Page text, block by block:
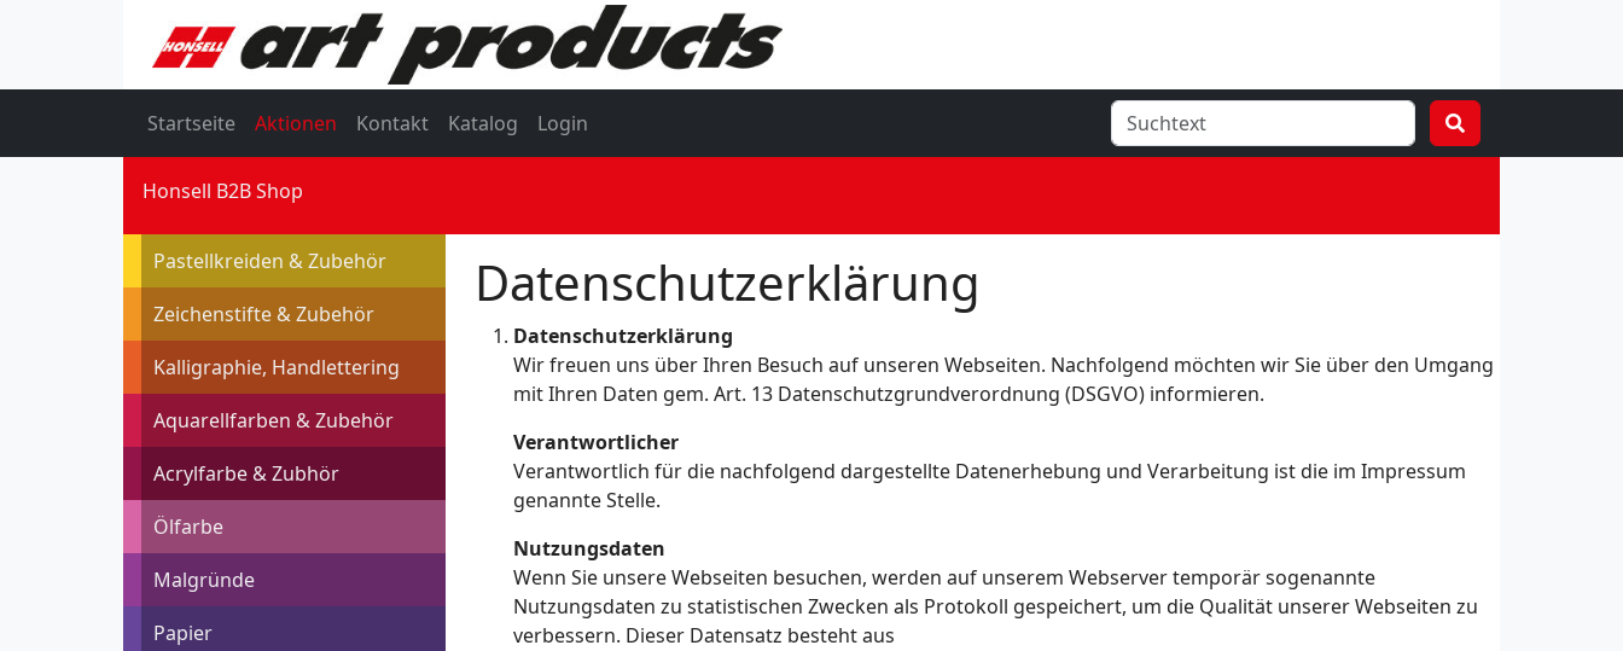
Startseite Aktionen Kontakt Katalog Login
Honsell B2B Shop
Pastellkreiden & Zubehör
Zeichenstifte & Zubehör
Kalligraphie, Handlettering
Aquarellfarben & Zubehör
Acrylfarbe & Zubhör
Ölfarbe
Malgründe
Papier
Datenschutzerklärung
Datenschutzerklärung
Wir freuen uns über Ihren Besuch auf unseren Webseiten. Nachfolgend möchten wir Sie über den Umgang
mit Ihren Daten gem. Art. 13 Datenschutzgrundverordnung (DSGVO) informieren.
Verantwortlicher
Verantwortlich für die nachfolgend dargestellte Datenerhebung und Verarbeitung ist die im Impressum
genannte Stelle.
Nutzungsdaten
Wenn Sie unsere Webseiten besuchen, werden auf unserem Webserver temporär sogenannte
Nutzungsdaten zu statistischen Zwecken als Protokoll gespeichert, um die Qualität unserer Webseiten zu
verbessern. Dieser Datensatz besteht aus